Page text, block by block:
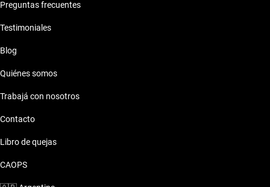
Preguntas frecuentes
Testimoniales
Blog
Quiénes somos
Trabajá con nosotros
Contacto
Libro de quejas
CAOPS